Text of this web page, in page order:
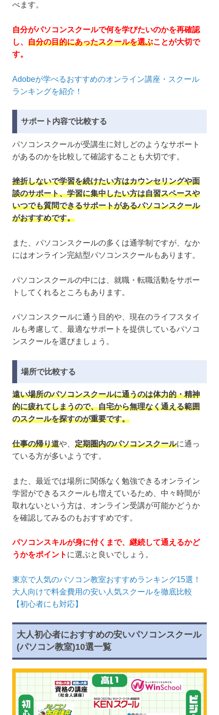
べます。
自分がパソコンスクールで何を学びたいのかを再確認
し、 自分の目的にあったスクールを選ぶことが大切で
す。
Adobeが学べるおすすめのオンライン講座・スクール
ランキングを紹介！
サポート内容で比較する
パソコンスクールが受講生に対しどのようなサポート
があるのかを比較して確認することも大切です。
挫折しないで学習を続けたい方はカウンセリングや面
談のサポート、学習に集中したい方は自習スペースや
いつでも質問できるサポートがあるパソコンスクール
がおすすめです。
また、パソコンスクールの多くは通学制ですが、なか
にはオンライン完結型パソコンスクールもあります。
パソコンスクールの中には、就職・転職活動をサポー
トしてくれるところもあります。
パソコンスクールに通う目的や、現在のライフスタイ
ルも考慮して、最適なサポートを提供しているパソコ
ンスクールを選びましょう。
場所で比較する
遠い場所のパソコンスクールに通うのは体力的・精神
的に疲れてしまうので、自宅から無理なく通える範囲
のスクールを探すのが重要です。
仕事の帰り道や、 定期圏内のパソコンスクールに通っ
ている方が多いようです。
また、最近では場所に関係なく勉強できるオンライン
学習ができるスクールも増えているため、中々時間が
取れないという方は、オンライン受講が可能かどうか
を確認してみるのもおすすめです。
パソコンスキルが身に付くまで、継続して通えるかど
うかをポイント に選ぶと良いでしょう。
東京で人気のパソコン教室おすすめランキング15選！
大人向けで料金費用の安い人気スクールを徹底比較
【初心者にも対応】
大人初心者におすすめの安いパソコンスクール
(パソコン教室)10選一覧